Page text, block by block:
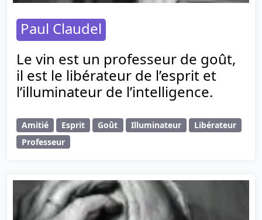
Paul Claudel
Le vin est un professeur de goût,
il est le libérateur de l’esprit et
l’illuminateur de l’intelligence.
Amitié Esprit Goût Illuminateur
Libérateur
Professeur